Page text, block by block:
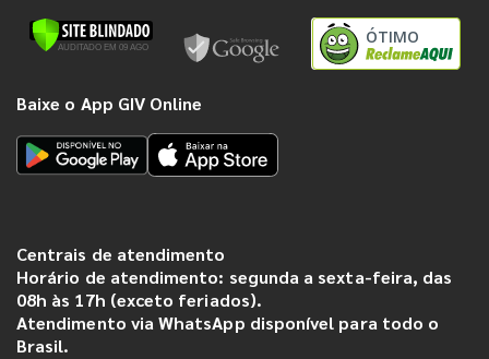
ÓTIMO
Baixe o App GIV Online
Centrais de atendimento
Horário de atendimento: segunda a sexta-feira, das
08h às 17h (exceto feriados).
Atendimento via WhatsApp disponível para todo o
Brasil.